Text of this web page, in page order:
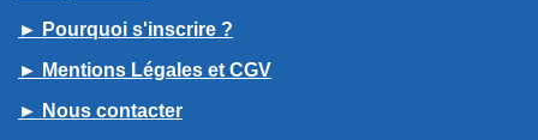
► Pourquoi s'inscrire ?
► Mentions Légales et CGV
► Nous contacter